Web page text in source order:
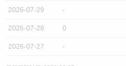
2026-07-29 -
2026-07-28 0
2026-07-27 -